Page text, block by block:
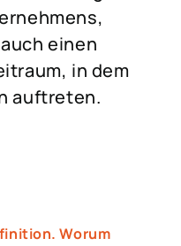
einen
in dem
auftreten.
Worum